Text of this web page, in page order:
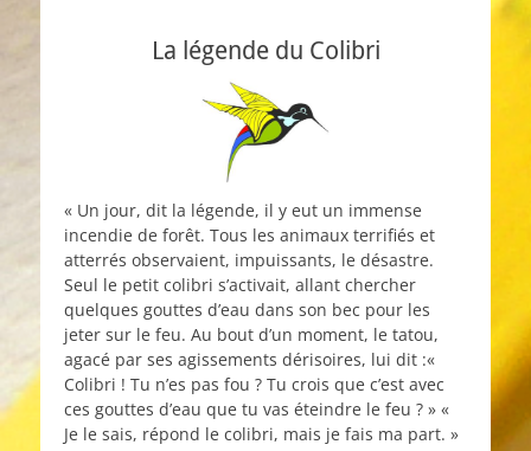
La légende du Colibri
« Un jour, dit la légende, il y eut un immense
incendie de forêt. Tous les animaux terrifiés et
atterrés observaient, impuissants, le désastre.
Seul le petit colibri s’activait, allant chercher
quelques gouttes d’eau dans son bec pour les
jeter sur le feu. Au bout d’un moment, le tatou,
agacé par ses agissements dérisoires, lui dit :«
Colibri ! Tu n’es pas fou ? Tu crois que c’est avec
ces gouttes d’eau que tu vas éteindre le feu ? » «
Je le sais, répond le colibri, mais je fais ma part. »